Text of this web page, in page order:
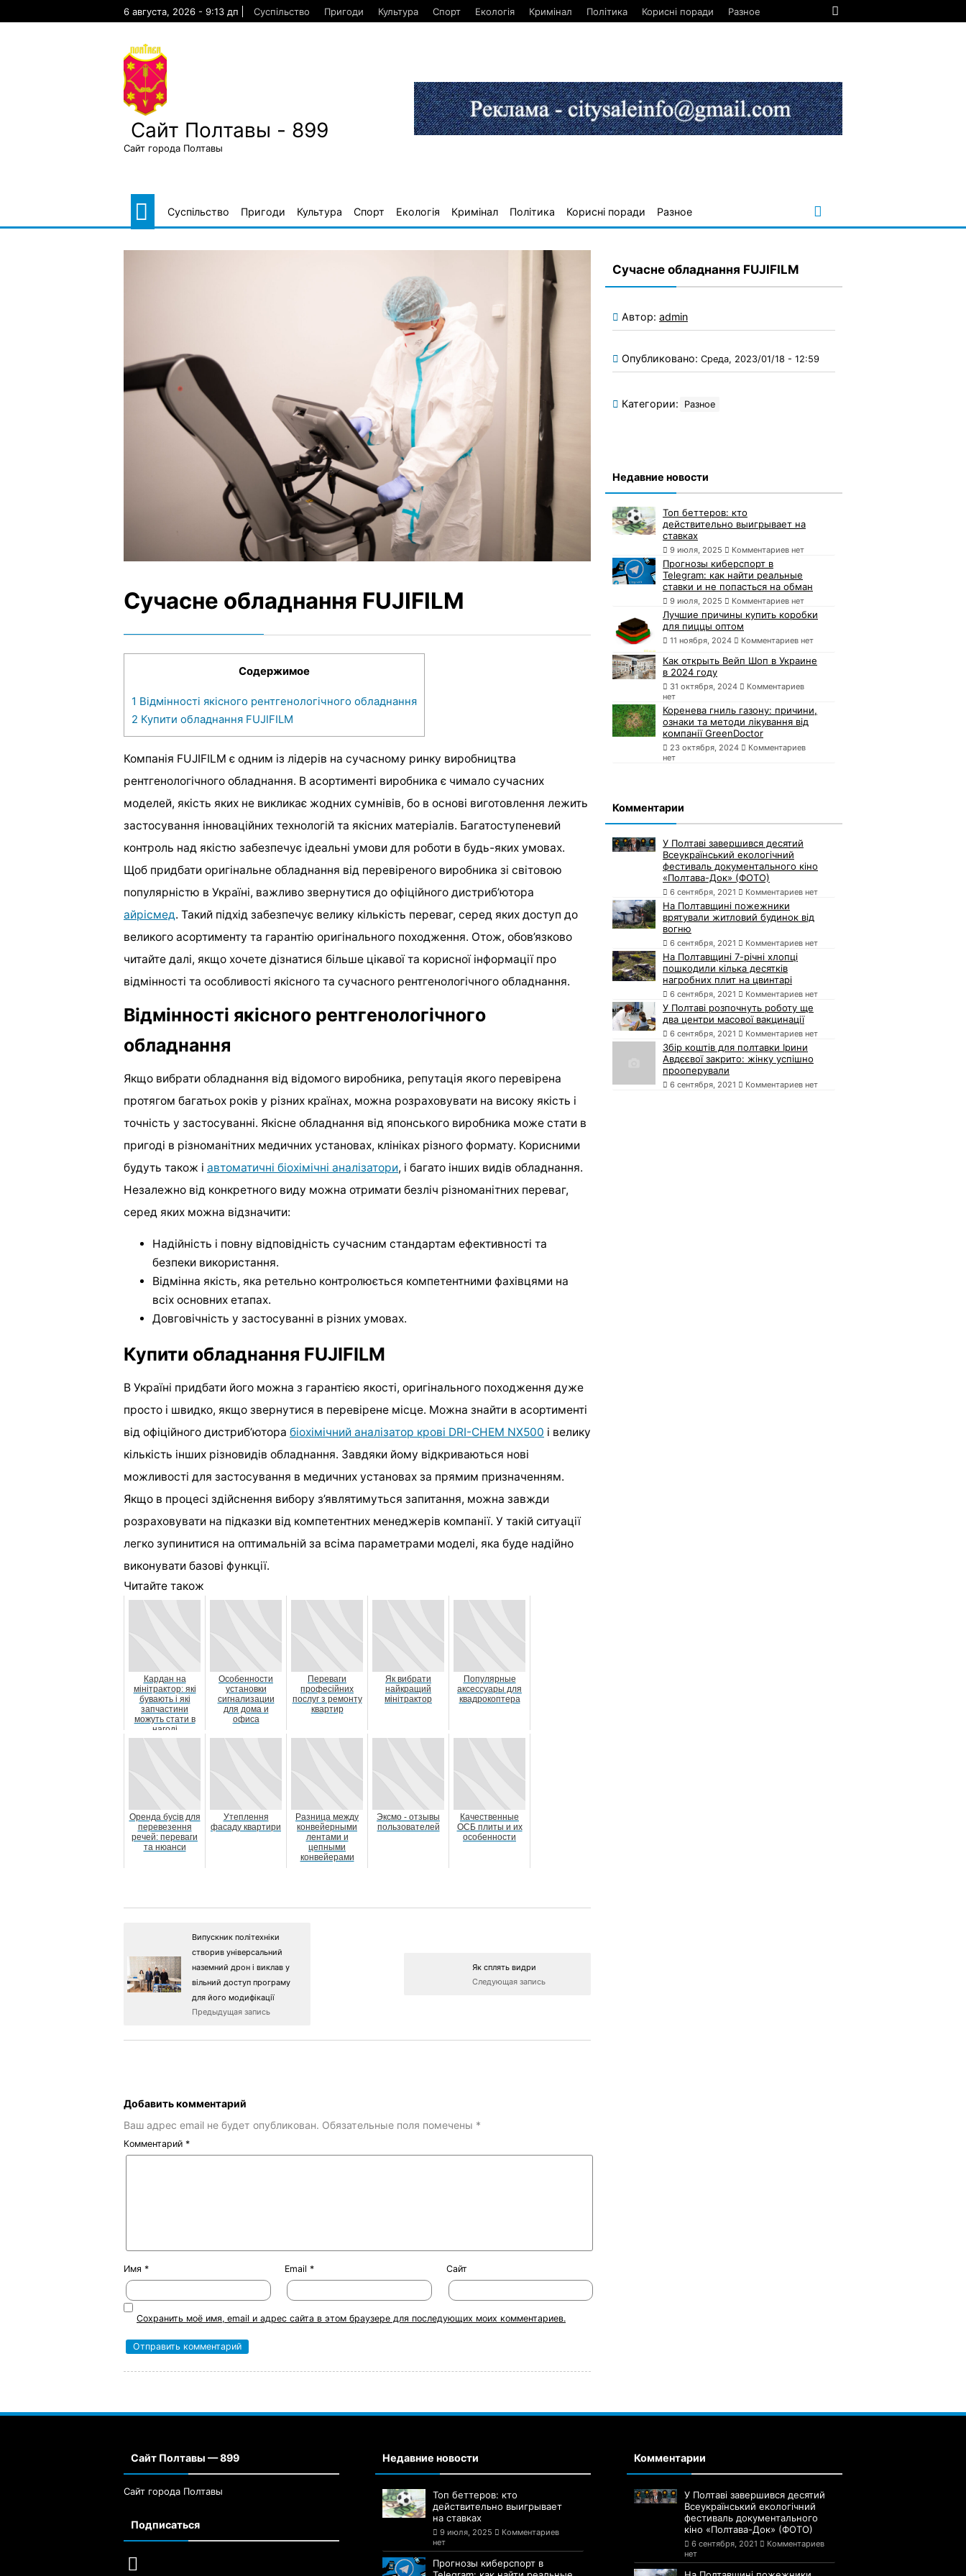
6 августа, 2026 - 9:13 дп Суспільство Пригоди Культура Спорт Екологія Кримінал Політика Корисні поради Разное
Сайт Полтавы - 899
Сайт города Полтавы
Суспільство Пригоди Культура Спорт Екологія Кримінал Політика Корисні поради Разное
Сучасне обладнання FUJIFILM
Содержимое
1 Відмінності якісного рентгенологічного обладнання
2 Купити обладнання FUJIFILM
Компанія FUJIFILM є одним із лідерів на сучасному ринку виробництва
рентгенологічного обладнання. В асортименті виробника є чимало сучасних
моделей, якість яких не викликає жодних сумнівів, бо в основі виготовлення лежить
застосування інноваційних технологій та якісних матеріалів. Багатоступеневий
контроль над якістю забезпечує ідеальні умови для роботи в будь-яких умовах.
Щоб придбати оригінальне обладнання від перевіреного виробника зі світовою
популярністю в Україні, важливо звернутися до офіційного дистриб’ютора
айрісмед. Такий підхід забезпечує велику кількість переваг, серед яких доступ до
великого асортименту та гарантію оригінального походження. Отож, обов’язково
читайте далі, якщо хочете дізнатися більше цікавої та корисної інформації про
відмінності та особливості якісного та сучасного рентгенологічного обладнання.
Відмінності якісного рентгенологічного
обладнання
Якщо вибрати обладнання від відомого виробника, репутація якого перевірена
протягом багатьох років у різних країнах, можна розраховувати на високу якість і
точність у застосуванні. Якісне обладнання від японського виробника може стати в
пригоді в різноманітних медичних установах, клініках різного формату. Корисними
будуть також і автоматичні біохімічні аналізатори, і багато інших видів обладнання.
Незалежно від конкретного виду можна отримати безліч різноманітних переваг,
серед яких можна відзначити:
Надійність і повну відповідність сучасним стандартам ефективності та
безпеки використання.
Відмінна якість, яка ретельно контролюється компетентними фахівцями на
всіх основних етапах.
Довговічність у застосуванні в різних умовах.
Купити обладнання FUJIFILM
В Україні придбати його можна з гарантією якості, оригінального походження дуже
просто і швидко, якщо звернутися в перевірене місце. Можна знайти в асортименті
від офіційного дистриб’ютора біохімічний аналізатор крові DRI-CHEM NX500 і велику
кількість інших різновидів обладнання. Завдяки йому відкриваються нові
можливості для застосування в медичних установах за прямим призначенням.
Якщо в процесі здійснення вибору з’являтимуться запитання, можна завжди
розраховувати на підказки від компетентних менеджерів компанії. У такій ситуації
легко зупинитися на оптимальній за всіма параметрами моделі, яка буде надійно
виконувати базові функції.
Читайте також
Кардан на
мінітрактор: які
бувають і які
запчастини
можуть стати в
нагоді
Особенности
установки
сигнализации
для дома и
офиса
Переваги
професійних
послуг з ремонту
квартир
Як вибрати
найкращий
мінітрактор
Популярные
аксессуары для
квадрокоптера
Оренда бусів для
перевезення
речей: переваги
та нюанси
Утеплення
фасаду квартири
Разница между
конвейерными
лентами и
цепными
конвейерами
Эксмо - отзывы
пользователей
Качественные
ОСБ плиты и их
особенности
Випускник політехніки
створив універсальний
наземний дрон і виклав у
вільний доступ програму
для його модифікації
Предыдущая запись
Як сплять видри
Следующая запись
Добавить комментарий
Ваш адрес email не будет опубликован. Обязательные поля помечены *
Комментарий *
Имя * Email* Сайт
Сохранить моё имя, email и адрес сайта в этом браузере для последующих моих комментариев.
Сучасне обладнання FUJIFILM
Автор: admin
Опубликовано: Среда, 2023/01/18 - 12:59
Категории: Разное
Недавние новости
Топ беттеров: кто
действительно выигрывает на
ставках
9 июля, 2025 Комментариев нет
Прогнозы киберспорт в
Telegram: как найти реальные
ставки и не попасться на обман
9 июля, 2025 Комментариев нет
Лучшие причины купить коробки
для пиццы оптом
11 ноября, 2024 Комментариев нет
Как открыть Вейп Шоп в Украине
в 2024 году
31 октября, 2024
Комментариев
нет
Коренева гниль газону: причини,
ознаки та методи лікування від
компанії GreenDoctor
23 октября, 2024
Комментариев
нет
Комментарии
У Полтаві завершився десятий
Всеукраїнський екологічний
фестиваль документального кіно
«Полтава-Док» (ФОТО)
6 сентября, 2021 Комментариев нет
На Полтавщині пожежники
врятували житловий будинок від
вогню
6 сентября, 2021 Комментариев нет
На Полтавщині 7-річні хлопці
пошкодили кілька десятків
нагробних плит на цвинтарі
6 сентября, 2021 Комментариев нет
У Полтаві розпочнуть роботу ще
два центри масової вакцинації
6 сентября, 2021 Комментариев нет
Збір коштів для полтавки Ірини
Авдєєвої закрито: жінку успішно
прооперували
6 сентября, 2021 Комментариев нет
Сайт Полтавы — 899
Сайт города Полтавы
Подписаться
Недавние новости
Топ беттеров: кто
действительно выигрывает
на ставках
9 июля, 2025
Комментариев
нет
Прогнозы киберспорт в
Комментарии
У Полтаві завершився десятий
Всеукраїнський екологічний
фестиваль документального
кіно «Полтава-Док» (ФОТО)
6 сентября, 2021
Комментариев
нет